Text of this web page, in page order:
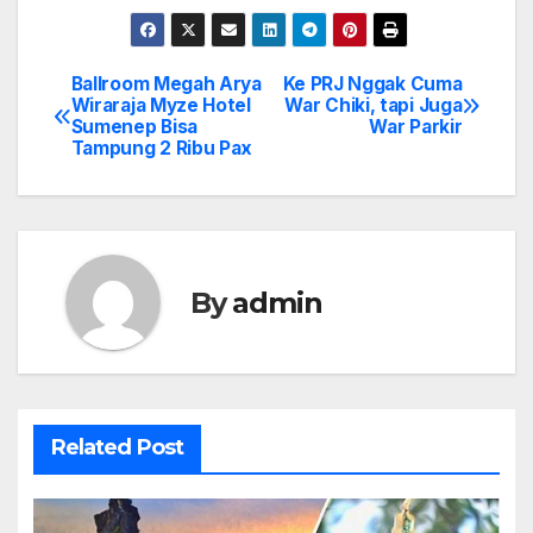
Post
navigation
Ke PRJ Nggak Cuma
War Chiki, tapi Juga
War Parkir
Ballroom Megah Arya
Wiraraja Myze Hotel
Sumenep Bisa
Tampung 2 Ribu Pax
Byadmin
Related Post